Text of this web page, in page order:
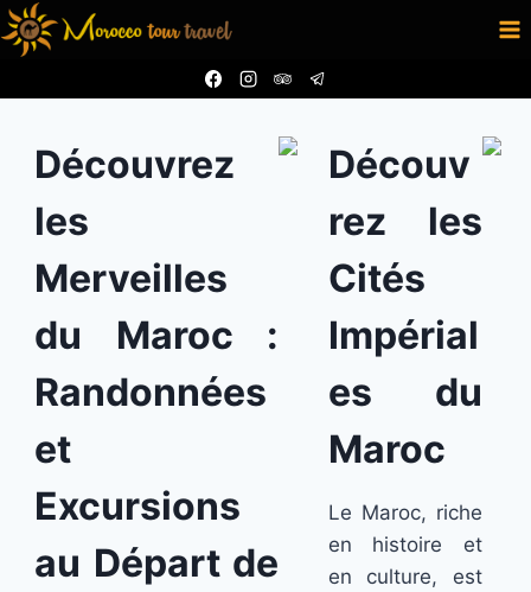
Aller
au
Découvrez
les
Merveilles
du Maroc :
Randonnées
et
Excursions
au Départ de
Découv
rez les
Cités
Impérial
es du
Maroc
Le Maroc, riche
en histoire et
en culture, est